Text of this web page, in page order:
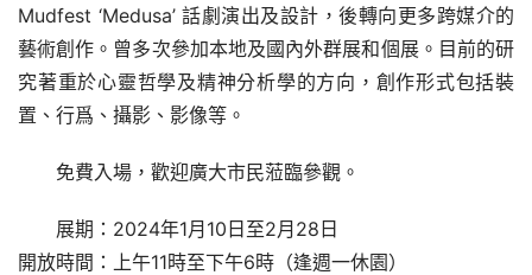
Mudfest ‘Medusa’ 話劇演出及設計，後轉向更多跨媒介的
藝術創作。曾多次參加本地及國內外群展和個展。目前的研
究著重於心靈哲學及精神分析學的方向，創作形式包括裝
置、行爲、攝影、影像等。
免費入場，歡迎廣大市民蒞臨參觀。
展期：2024年1月10日至2月28日
開放時間：上午11時至下午6時（逢週一休園）